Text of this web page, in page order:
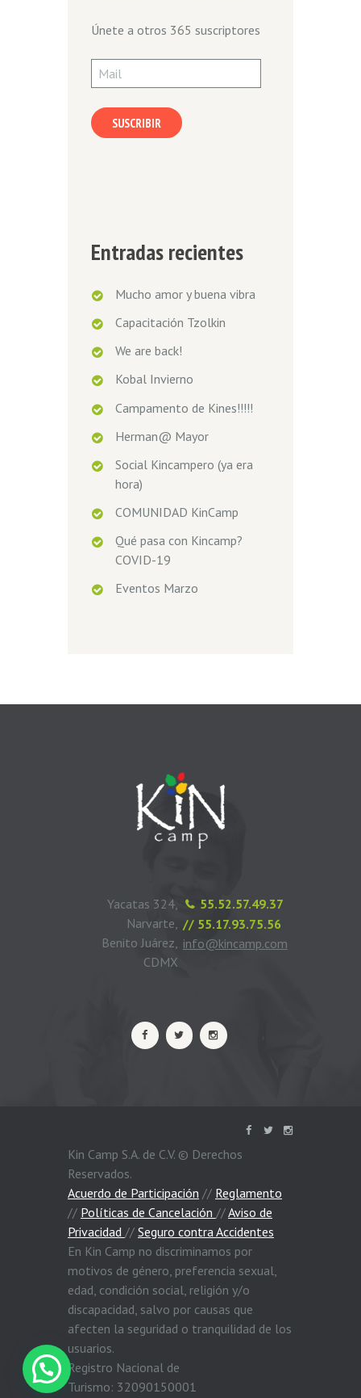
Únete a otros 365 suscriptores
Mail
SUSCRIBIR
Entradas recientes
Mucho amor y buena vibra
Capacitación Tzolkin
We are back!
Kobal Invierno
Campamento de Kines!!!!!
Herman@ Mayor
Social Kincampero (ya era
hora)
COMUNIDAD KinCamp
Qué pasa con Kincamp?
COVID-19
Eventos Marzo
55.52.57.49.37
// 55.17.93.75.56
info@kincamp.com
Yacatas 324,
Narvarte,
Benito Juárez,
CDMX
Kin Camp S.A. de C.V. © Derechos
Reservados.
Acuerdo de Participación // Reglamento
// Políticas de Cancelación //Aviso de
Privacidad // Seguro contra Accidentes
En Kin Camp no discriminamos por
motivos de género, preferencia sexual,
edad, condición social, religión y/o
discapacidad, salvo por causas que
afecten la seguridad o tranquilidad de los
usuarios.
Registro Nacional de
Turismo: 32090150001